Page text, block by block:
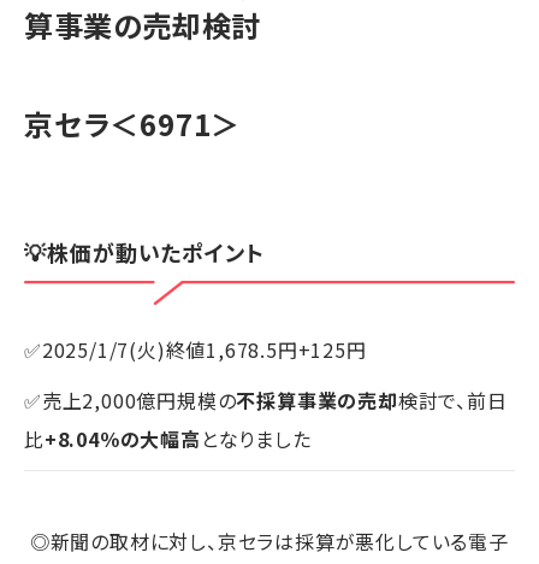
算事業の売却検討
京セラ＜6971＞
💡株価が動いたポイント
✅2025/1/7(火)終値1,678.5円+125円
✅売上2,000億円規模の不採算事業の売却検討で、前日
比+8.04％の大幅高 となりました
◎新聞の取材に対し、京セラは採算が悪化している電子